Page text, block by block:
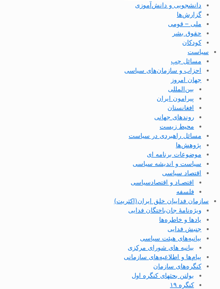
دانشجویی و دانش‌آموزی
گزارش‌ها
ملی – قومی
حقوق بشر
کودکان
سیاست
مسائل چپ
احزاب و سازمان‌های سیاسی
جهان امروز
بین‌المللی
پیرامون ایران
افغانستان
روندهای جهانی
محیط زیست
مسائل راهبردی در سیاست
پژوهش‌ها
موضوعات برنامه ای
سیاست و اندیشه سیاسی
اقتصاد سیاسی
اقتصـاد و اقتصاد‌سیاسی
فلسفه
سازمان فداییان خلق ایران(اکثریت)
ویژه‌نامهٔ جان‌باختگان فدایی
یادها و خاطره‌ها
جنبش فدایی
بیانیه‌های هیئت سیاسی
بیانیه های شورای مرکزی
پیام‌ها و اطلاعیه‌های سازمانی
کنگره‌های سازمان
بولتن بحثهای کنگره اول
کنگره ۱۹